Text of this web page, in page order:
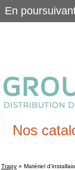
Nos
Trapy » Matériel
En